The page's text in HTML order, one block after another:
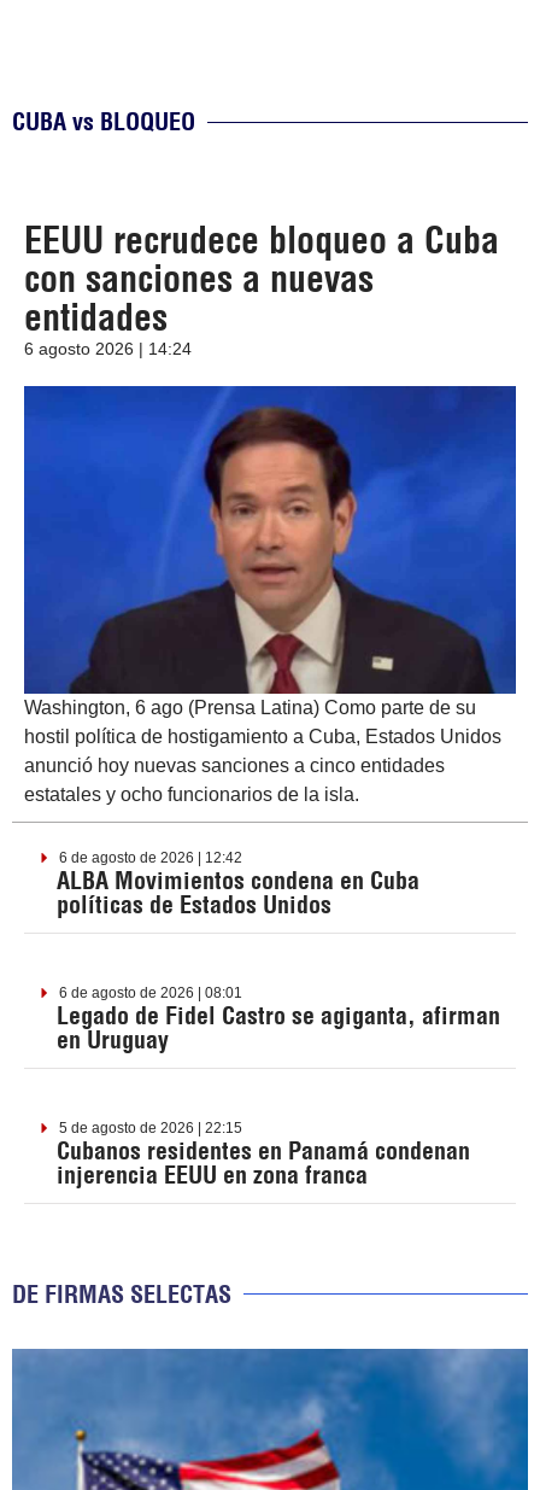
CUBA vs BLOQUEO
EEUU recrudece bloqueo a Cuba
con sanciones a nuevas
entidades
6 agosto 2026 | 14:24
Washington, 6 ago (Prensa Latina) Como parte de su
hostil política de hostigamiento a Cuba, Estados Unidos
anunció hoy nuevas sanciones a cinco entidades
estatales y ocho funcionarios de la isla.
6 de agosto de 2026 | 12:42
ALBA Movimientos condena en Cuba
políticas de Estados Unidos
6 de agosto de 2026 | 08:01
Legado de Fidel Castro se agiganta, afirman
en Uruguay
5 de agosto de 2026 | 22:15
Cubanos residentes en Panamá condenan
injerencia EEUU en zona franca
DE FIRMAS SELECTAS